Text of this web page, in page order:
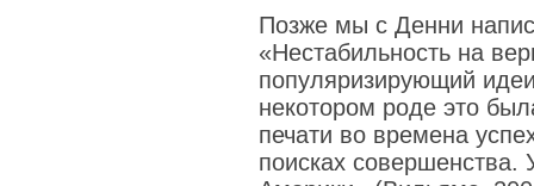
Позже мы с Денни
«Нестабильность на
популяризирующий
некотором роде это
печати во времена
поисках